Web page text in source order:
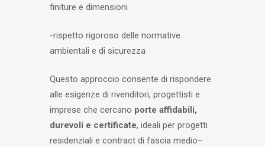
finiture e dimensioni
-rispetto rigoroso delle normative
ambientali e di sicurezza
Questo approccio consente di rispondere
alle esigenze di rivenditori, progettisti e
imprese che cercano porte affidabili,
durevoli e certificate, ideali per progetti
residenziali e contract di fascia medio–